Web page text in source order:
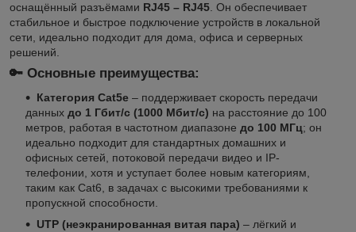
оснащённый разъёмами RJ45 – RJ45. Он обеспечивает
стабильное и быстрое подключение устройств в локальной
сети, идеально подходит для дома, офиса и серверных
решений.
🔑 Основные преимущества:
Категория Cat5e – поддерживает скорость передачи
данных до 1 Гбит/с (1000 Мбит/с) на расстояние до 100
метров, работая в частотном диапазоне до 100 МГц; он
идеально подходит для стандартных домашних и
офисных сетей, потоковой передачи видео и IP-
телефонии, хотя и уступает более новым категориям,
таким как Cat6, в задачах с высокими требованиями к
пропускной способности.
UTP (неэкранированная витая пара) – лёгкий и